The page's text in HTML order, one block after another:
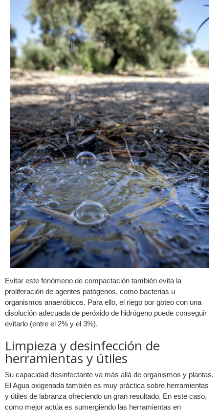
Evitar este fenómeno de compactación también evita la
proliferación de agentes patógenos, como bacterias u
organismos anaeróbicos. Para ello, el riego por goteo con una
disolución adecuada de peróxido de hidrógeno puede conseguir
evitarlo (entre el 2% y el 3%).
Limpieza y desinfección de
herramientas y útiles
Su capacidad desinfectante va más allá de organismos y plantas.
El Agua oxigenada también es muy práctica sobre herramientas
y útiles de labranza ofreciendo un gran resultado. En este caso,
como mejor actúa es sumergiendo las herramientas en